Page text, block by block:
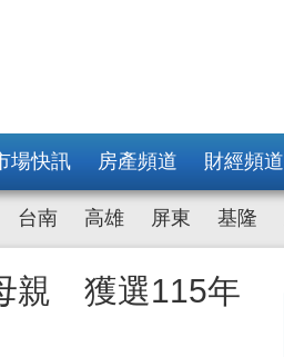
場快訊 房產頻道 財經頻道
台南 高雄 屏東 基隆
親 獲選115年